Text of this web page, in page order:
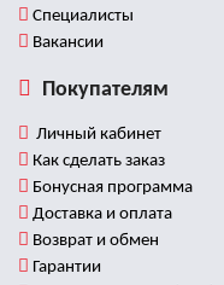
Специалисты
Вакансии
Покупателям
Личный кабинет
Как сделать заказ
Бонусная программа
Доставка и оплата
Возврат и обмен
Гарантии